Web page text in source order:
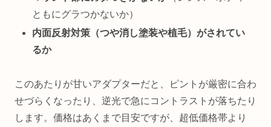
ともにグラつかないか）
内面反射対策（つや消し塗装や植毛）がされてい
るか
このあたりが甘いアダプターだと、ピントが厳密に合わ
せづらくなったり、逆光で急にコントラストが落ちたり
します。価格はあくまで目安ですが、超低価格帯より